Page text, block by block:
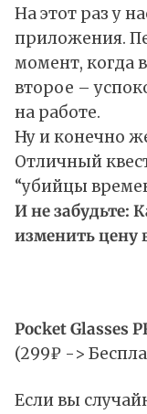
На этот раз у
приложения.
момент, когда
второе –
на работе.
Ну и конечно
Отличный
“убийцы
И не забудьте:
изменить цену
Pocket Glasses
(299₽ ->
Если вы